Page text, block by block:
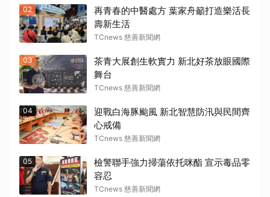
02
再青春的中醫處方 葉家舟籲打造樂活長
壽新生活
TCnews 慈善新聞網
03
茶青大展創生軟實力 新北好茶放眼國際
舞台
TCnews 慈善新聞網
04
迎戰白海豚颱風 新北智慧防汛與民間齊
心戒備
TCnews 慈善新聞網
05
檢警聯手強力掃蕩依托咪酯 宣示毒品零
容忍
TCnews 慈善新聞網